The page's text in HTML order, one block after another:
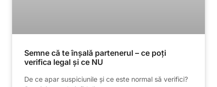
Semne că te înșală partenerul – ce poți
verifica legal și ce NU
De ce apar suspiciunile și ce este normal să verifici?